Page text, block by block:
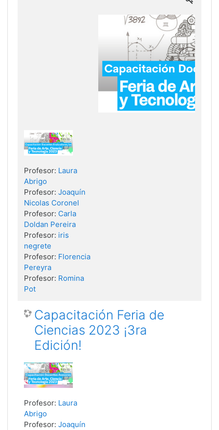
Profesor: Laura
Abrigo
Profesor: Joaquín
Nicolas Coronel
Profesor: Carla
Doldan Pereira
Profesor: iris
negrete
Profesor: Florencia
Pereyra
Profesor: Romina
Pot
Capacitación Feria de
Ciencias 2023 ¡3ra
Edición!
Profesor: Laura
Abrigo
Profesor: Joaquín